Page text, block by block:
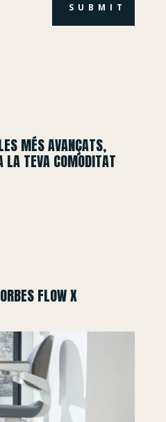
SUBMIT
MÉS AVANÇATS,
LA TEVA COMODITAT
FLOW X